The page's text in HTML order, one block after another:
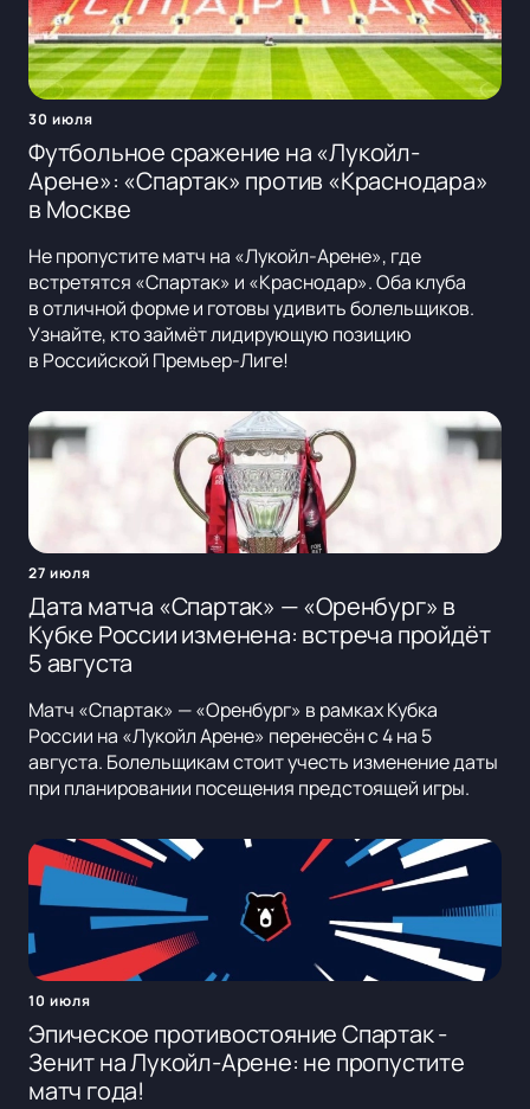
30 июля
Футбольное сражение на «Лукойл-
Арене»: «Спартак» против «Краснодара»
в Москве
Не пропустите матч на «Лукойл-Арене», где
встретятся «Спартак» и «Краснодар». Оба клуба
в отличной форме и готовы удивить болельщиков.
Узнайте, кто займёт лидирующую позицию
в Российской Премьер-Лиге!
27 июля
Дата матча «Спартак» — «Оренбург» в
Кубке России изменена: встреча пройдёт
5 августа
Матч «Спартак» — «Оренбург» в рамках Кубка
России на «Лукойл Арене» перенесён с 4 на 5
августа. Болельщикам стоит учесть изменение даты
при планировании посещения предстоящей игры.
10 июля
Эпическое противостояние Спартак -
Зенит на Лукойл-Арене: не пропустите
матч года!